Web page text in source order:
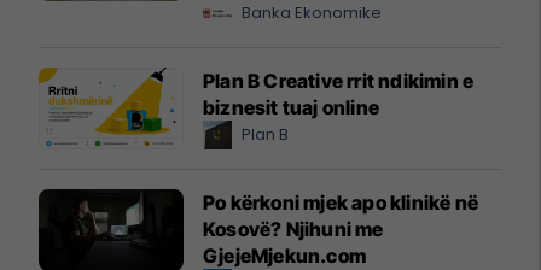
Banka Ekonomike
Plan B Creative rrit ndikimin e
biznesit tuaj online
Plan B
Po kërkoni mjek apo klinikë në
Kosovë? Njihuni me
GjejeMjekun.com